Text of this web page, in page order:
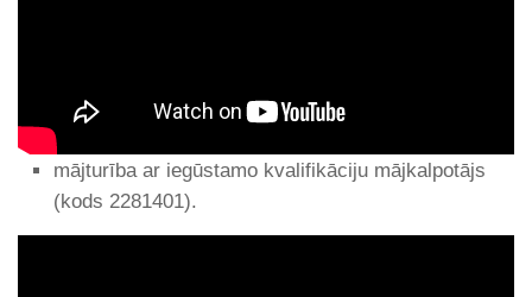
mājturība ar iegūstamo kvalifikāciju mājkalpotājs
(kods 2281401).